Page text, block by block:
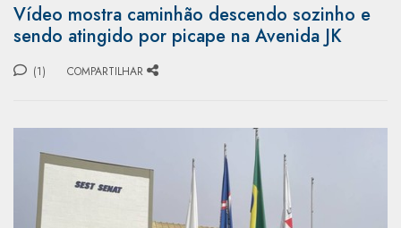
Vídeo mostra caminhão descendo sozinho e
sendo atingido por picape na Avenida JK
(1) COMPARTILHAR